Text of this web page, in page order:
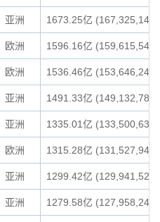
亚洲 1673.25亿
欧洲 1596.16亿
欧洲 1536.46亿
亚洲 1491.33亿
亚洲 1335.01亿
欧洲 1315.28亿
亚洲 1299.42亿
亚洲 1279.58亿